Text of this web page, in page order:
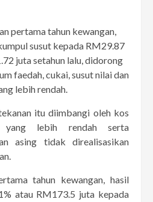
pertama tahun kewangan,
susut kepada RM29.87
juta setahun lalu, didorong
faedah, cukai, susut nilai dan
lebih rendah.
itu diimbangi oleh kos
yang lebih rendah serta
asing tidak direalisasikan
tahun kewangan, hasil
atau RM173.5 juta kepada